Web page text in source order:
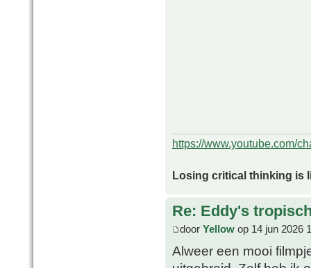
https://www.youtube.com/
Losing critical thinking is
Re: Eddy's
door Yellow op 14 jun 2026
Alweer een mooi